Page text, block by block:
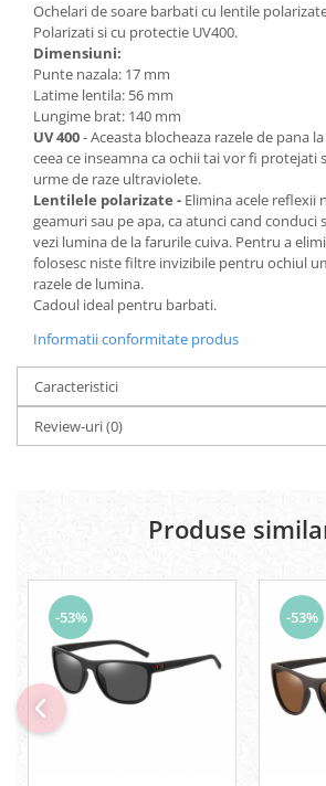
Ochelari de soare barbati cu lentile
Polarizati si cu protectie UV400.
Dimensiuni:
Punte nazala: 17 mm
Latime lentila: 56 mm
Lungime brat: 140 mm
UV 400- Aceasta blocheaza razele de pana
ceea ce inseamna ca ochii tai vor fi protejati
urme de raze ultraviolete.
Lentilele polarizate - Elimina acele reflexii
geamuri sau pe apa, ca atunci cand conduci
vezi lumina de la farurile cuiva. Pentru a
folosesc niste filtre invizibile pentru ochiul
razele de lumina.
Cadoul ideal pentru barbati.
Informatii conformitate produs
Caracteristici
Review-uri(0)
Produse
-53% -53%